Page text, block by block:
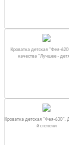
Кроватка детская "Фея-
качества "Лучшее -
Кроватка детская "Фея-630".
й степени